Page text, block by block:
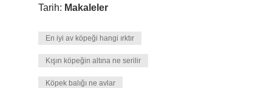
Tarih: Makaleler
En iyi av köpeği hangi ırktır
Kışın köpeğin altına ne serilir
Köpek balığı ne avlar